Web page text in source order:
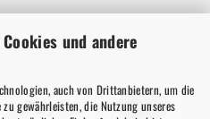
und andere
auch von Drittanbietern, um die
gewährleisten, die Nutzung unseres